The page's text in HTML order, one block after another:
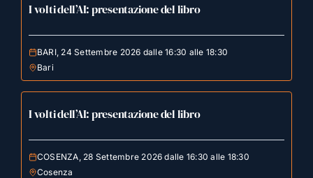
I volti dell’AI: presentazione del libro
BARI, 24 Settembre 2026 dalle 16:30 alle 18:30
Bari
I volti dell’AI: presentazione del libro
COSENZA, 28 Settembre 2026 dalle 16:30 alle 18:30
Cosenza